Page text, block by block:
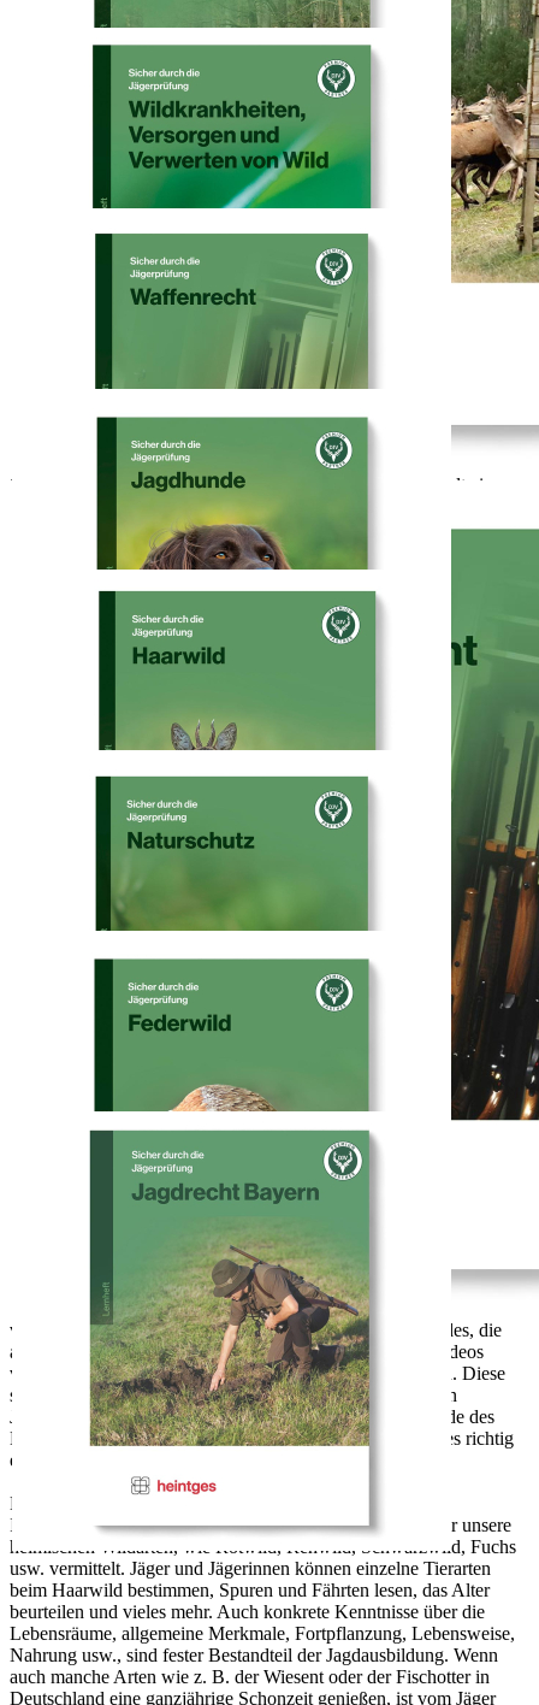
Zum Warenkorb hinzufügen
Zur Wunschliste hinzufügen
nützliche Helfer
Mit den Heintges Lernheften sind Sie perfekt auf die Jägerprüfung
vorbereitet. Die Lernhefte beinhalten den gesamten Lern- und
Prüfungsstoff, der für das Bestehen der Prüfung und für ein
fundiertes fachliches Grundwissen erforderlich ist. Die Heintges
Lernheft Waffen und Munition - Sicher durch die Jägerprüfung:
Das Fachgebiet Waffen und Munition mit den Themen Optik,
Sicherheitsbestimmungen, Beschuss- und Waffenrecht spielt eine
zentrale Rolle bei der Jägerprüfung. Nicht nur, dass die Waffen bei
der Jagd das wichtigste Handwerkszeug des Jägers oder Jägerin
sind, von ihnen geht auch ein enormes Gefahrenpotenzial aus. Aus
diesen Gründen müssen hier Theorie und Praxis intensiv behandelt
werden. Auch muss ein Jäger/Jägerin Kenntnisse über den Aufbau,
die Funktion der Waffenkonstruktion, den Aufbau und die
Wirkungsweise der Patronen haben. Diese Anforderungen sind nicht
nur für das Bestehen der Jagdscheinprüfung, sondern auch für den
Ausbildungsstoff angepasste Inhalte. Zudem werden die Lernhefte
auch nach der Prüfung gerne als Nachschlagewerk genutzt. Über
QR-Code können prüfungsrelevante Thementests aufgerufen
Lernheft Wildkrankheiten, Versorgen & Verwerten von Wild -
Sicher durch die Jägerprüfung
Wildkrankheiten sind vielfältig. Zum Schutz des Menschen vor
Zoonosen und dem Erkennen von genusstauglichem und
Wildkrankheit sicher erkennen können. Ein fundiertes Fachwissen
auf diesem Gebiet ist zudem zur Vermeidung von Seuchen und dem
Umgang mit anzeige- und meldepflichtigen Wildkrankheiten
Unser Lernheft vermittelt Ihnen die notwendigen Kenntnisse über
verschiedenen Wildkrankheiten und den daraus resultierenden
Maßnahmen. Ein weiterer Aspekt gilt der Wildbrethygiene und dem
Umgang mit Wild von der Erlegung bis zur Vermarktung. Dadurch
ist unser Lernheft auch für die Schulung zur kundigen Person
geeignet. Des Weiteren bieten wir Ihnen wertvolle Tipps zum
Aufbrechen und Zerwirken von Hoch- und Niederwild. Das
Lernheft enthält den gesamten Lern- und Prüfungsstoff für dieses
Fachgebiet. Der Inhalt ist einprägsam und strukturiert aufgebaut und
wird durch viele Grafiken und Farbfotos veranschaulicht.
Prüfungsrelevanter Lernstoff ist farblich hervorgehoben. Um Ihr
Wissen zu vertiefen und sich optimal auf die Jägerprüfung
vorzubereiten, finden Sie am Ende eines Kapitels QR-Codes, die
auf zahlreiche Multiple-Choice-Fragen, Lernspiele und Videos
verlinken. Zudem sind Fragen zur Wiederholung enthalten. Diese
sind so konzipiert, wie sie üblicherweise in der mündlichen
Jägerprüfung gestellt werden. Die Musterlösungen am Ende des
Lernheftes dienen für Sie als Sicherheit, damit Sie sich alles richtig
einprägen.
Lernheft Haarwild - Sicher durch die Jägerprüfung:
In der Jagdausbildung wird ein umfangreiches Wissen über unsere
heimischen Wildarten, wie Rotwild, Rehwild, Schwarzwild, Fuchs
usw. vermittelt. Jäger und Jägerinnen können einzelne Tierarten
beim Haarwild bestimmen, Spuren und Fährten lesen, das Alter
beurteilen und vieles mehr. Auch konkrete Kenntnisse über die
Lebensräume, allgemeine Merkmale, Fortpflanzung, Lebensweise,
Nahrung usw., sind fester Bestandteil der Jagdausbildung. Wenn
auch manche Arten wie z. B. der Wiesent oder der Fischotter in
Deutschland eine ganzjährige Schonzeit genießen, ist vom Jäger